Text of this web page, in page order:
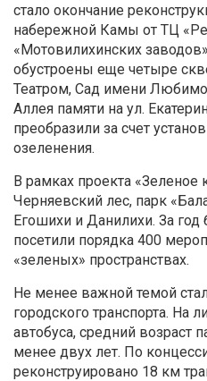
стало окончание
набережной Камы от ТЦ
«Мотовилихинских
обустроены еще четыре
Театром, Сад имени
Аллея памяти на ул.
преобразили за счет
озеленения.
В рамках проекта «Зеленое
Черняевский лес, парк
Егошихи и Данилихи. За год
посетили порядка 400
«зеленых» пространствах.
Не менее важной темой
городского транспорта.
автобуса, средний возраст
менее двух лет. По
реконструировано 18 км